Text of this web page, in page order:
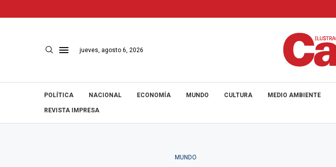
jueves, agosto 6, 2026
POLÍTICA NACIONAL ECONOMÍA MUNDO CULTURA MEDIO AMBIENTE
REVISTA IMPRESA
MUNDO